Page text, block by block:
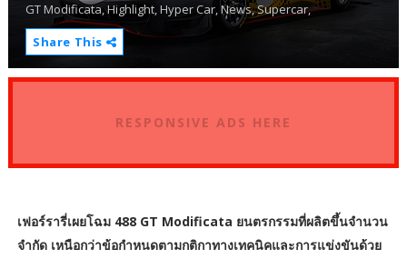
GT Modificata,Highlight,Hyper Car,News,Supercar,
Share This
RESPONSIVE ADS HERE
เฟอร์รารี่เผยโฉม 488 GT Modificata ยนตรกรรมที่ผลิตขึ้นจำนวน
จำกัด เหนือกว่าข้อกำหนดตามกติกาทางเทคนิคและการแข่งขันด้วย